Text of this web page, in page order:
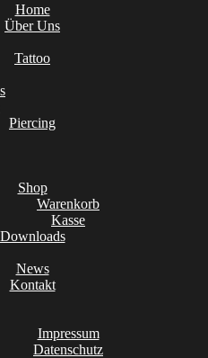
Home
Über Uns
Tattoo
Piercing
Shop
Warenkorb
Kasse
Downloads
News
Kontakt
Impressum
Datenschutz